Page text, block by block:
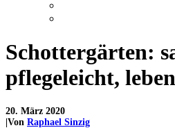
Schottergärten:
pflegeleicht,
20. März 2020
Von Raphael Sinzig